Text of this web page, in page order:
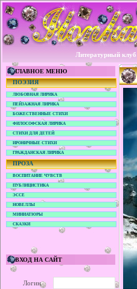
Литературный клуб
ГЛАВНОЕ МЕНЮ
ПОЭЗИЯ
ЛЮБОВНАЯ ЛИРИКА
ПЕЙЗАЖНАЯ ЛИРИКА
БОЖЕСТВЕННЫЕ СТИХИ
ФИЛОСОФСКАЯ ЛИРИКА
СТИХИ ДЛЯ ДЕТЕЙ
ИРОНИЧНЫЕ СТИХИ
ГРАЖДАНСКАЯ ЛИРИКА
ПРОЗА
ВОСПИТАНИЕ ЧУВСТВ
ПУБЛИЦИСТИКА
ЭССЕ
НОВЕЛЛЫ
МИНИАТЮРЫ
СКАЗКИ
ВХОД НА САЙТ
Логин